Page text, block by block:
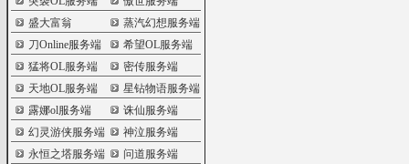
盛大富翁
蒸汽幻想服务端
刀Online服务端
希望OL服务端
猛将OL服务端
密传服务端
天地OL服务端
星钻物语服务端
露娜ol服务端
诛仙服务端
幻灵游侠服务端
神泣服务端
永恒之塔服务端
问道服务端